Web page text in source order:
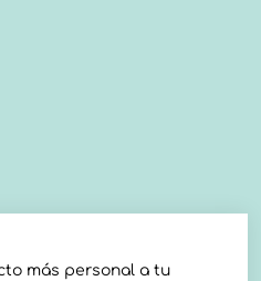
más personal a tu